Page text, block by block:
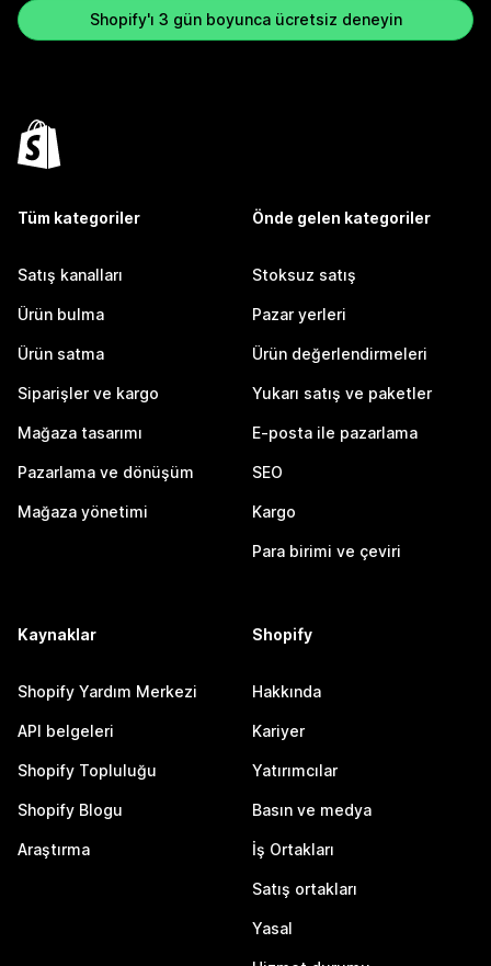
Shopify'ı 3 gün boyunca ücretsiz deneyin
Tüm kategoriler
Satış kanalları
Ürün bulma
Ürün satma
Siparişler ve kargo
Mağaza tasarımı
Pazarlama ve dönüşüm
Mağaza yönetimi
Önde gelen kategoriler
Stoksuz satış
Pazar yerleri
Ürün değerlendirmeleri
Yukarı satış ve paketler
E-posta ile pazarlama
SEO
Kargo
Para birimi ve çeviri
Kaynaklar
Shopify Yardım Merkezi
API belgeleri
Shopify Topluluğu
Shopify Blogu
Araştırma
Shopify
Hakkında
Kariyer
Yatırımcılar
Basın ve medya
İş Ortakları
Satış ortakları
Yasal